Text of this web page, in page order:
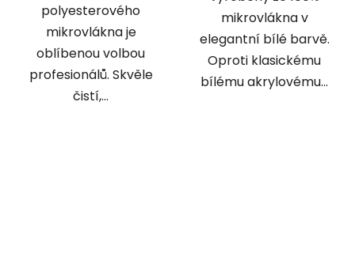
polyesterového
mikrovlákna je
oblíbenou volbou
profesionálů. Skvěle
čistí,...
mikrovlákna v
elegantní bílé barvě.
Oproti klasickému
bílému akrylovému...